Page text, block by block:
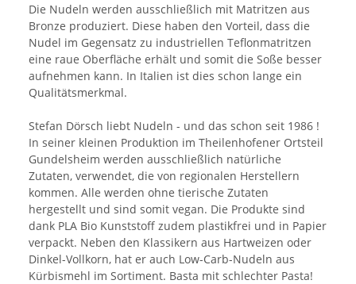
Die Nudeln werden ausschließlich mit Matritzen aus
Bronze produziert. Diese haben den Vorteil, dass die
Nudel im Gegensatz zu industriellen Teflonmatritzen
eine raue Oberfläche erhält und somit die Soße besser
aufnehmen kann. In Italien ist dies schon lange ein
Qualitätsmerkmal.
Stefan Dörsch liebt Nudeln - und das schon seit 1986 !
In seiner kleinen Produktion im Theilenhofener Ortsteil
Gundelsheim werden ausschließlich natürliche
Zutaten, verwendet, die von regionalen Herstellern
kommen. Alle werden ohne tierische Zutaten
hergestellt und sind somit vegan. Die Produkte sind
dank PLA Bio Kunststoff zudem plastikfrei und in Papier
verpackt. Neben den Klassikern aus Hartweizen oder
Dinkel-Vollkorn, hat er auch Low-Carb-Nudeln aus
Kürbismehl im Sortiment. Basta mit schlechter Pasta!